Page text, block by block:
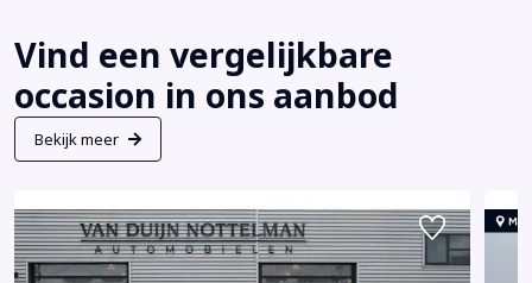
Vind een vergelijkbare
occasion in ons aanbod
Bekijk meer